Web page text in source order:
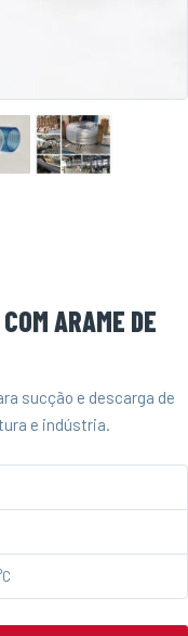
ARAME DE
sucção e descarga de
e indústria.